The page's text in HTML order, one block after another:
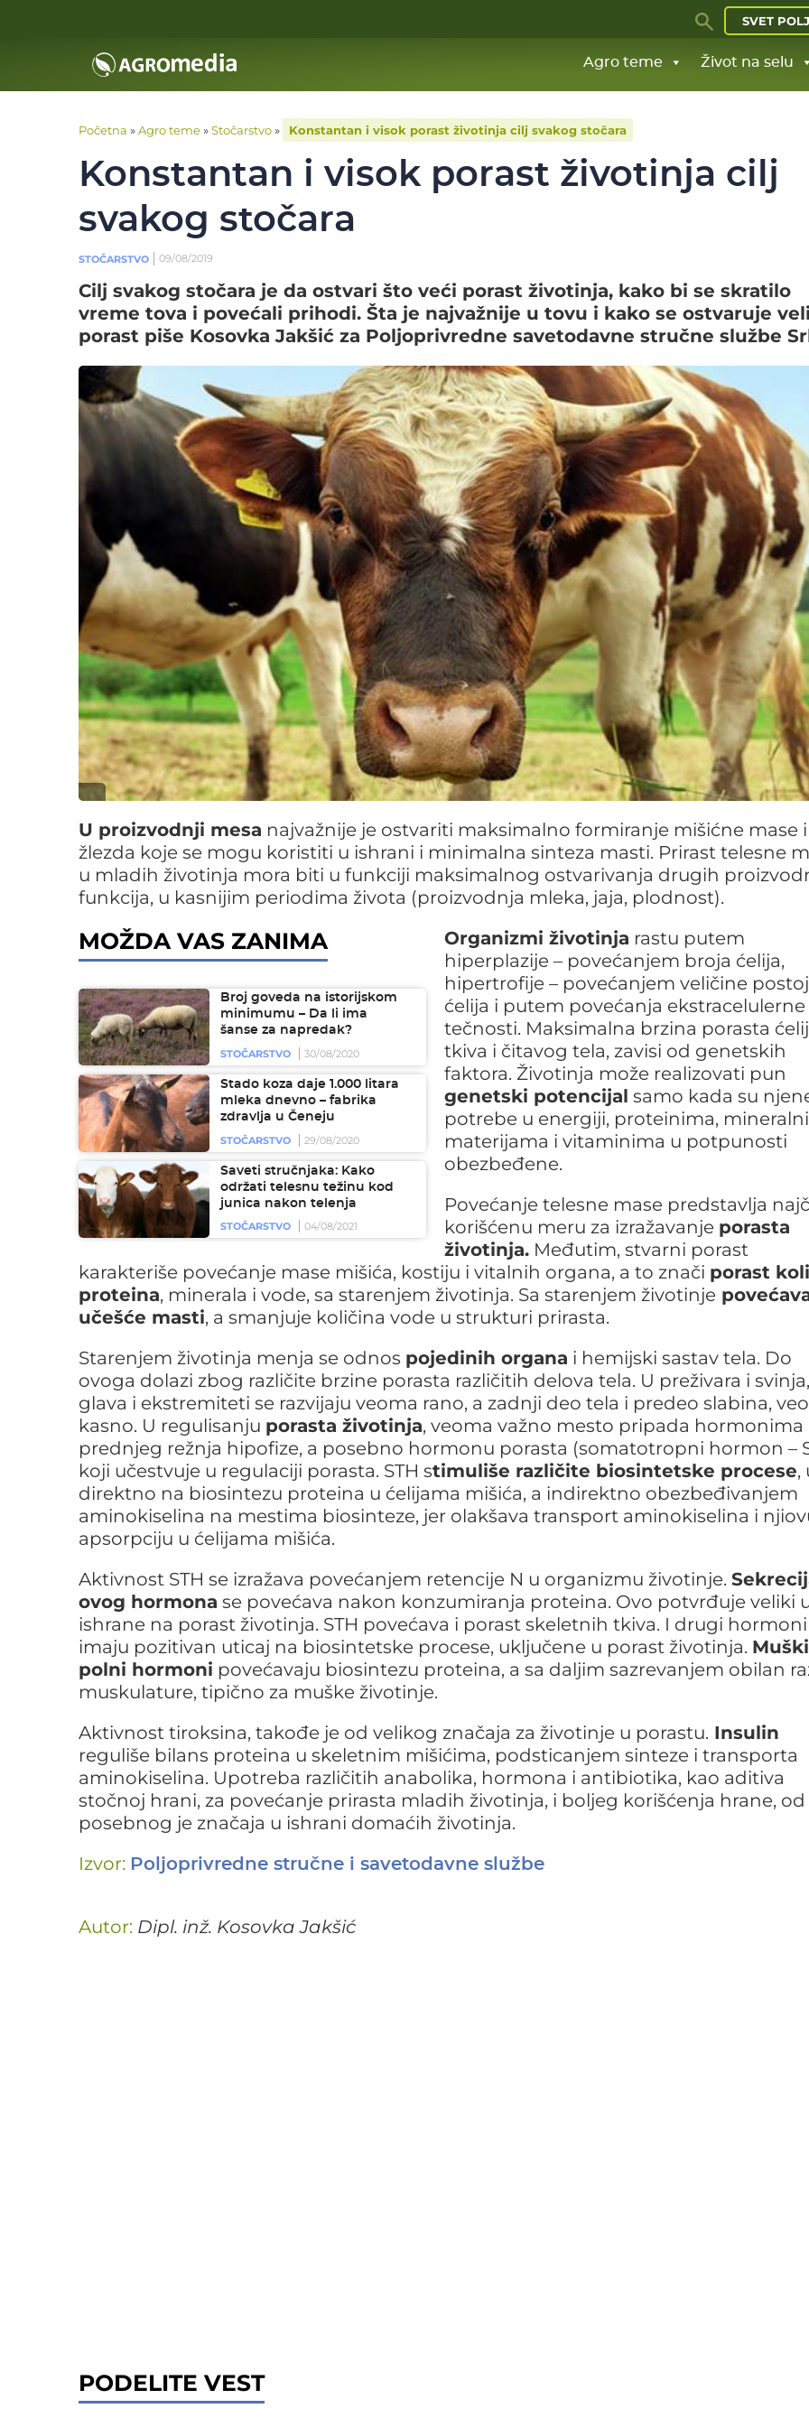
SVET
Agro teme Život na selu
Početna »Agro teme»Stočarstvo» Konstantan i visok porast životinja cilj svakog stočara
Konstantan i visok porast životinja cilj
svakog stočara
STOČARSTVO 09/08/2019
Cilj svakog stočara je da ostvari što veći porast životinja, kako bi se skratilo
vreme tova i povećali prihodi. Šta je najvažnije u tovu i kako se ostvaruje
porast piše Kosovka Jakšić za Poljoprivredne savetodavne stručne službe
U proizvodnji mesa najvažnije je ostvariti maksimalno formiranje mišićne mase i
žlezda koje se mogu koristiti u ishrani i minimalna sinteza masti. Prirast telesne
u mladih životinja mora biti u funkciji maksimalnog ostvarivanja drugih
funkcija, u kasnijim periodima života (proizvodnja mleka, jaja, plodnost).
MOŽDA VAS ZANIMA
Broj goveda na istorijskom
minimumu – Da li ima
šanse za napredak?
STOČARSTVO
30/08/2020
Stado koza daje 1.000 litara
mleka dnevno – fabrika
zdravlja u Čeneju
STOČARSTVO
29/08/2020
Saveti stručnjaka: Kako
održati telesnu težinu kod
junica nakon telenja
STOČARSTVO
04/08/2021
Organizmi životinja rastu putem
hiperplazije – povećanjem broja ćelija,
hipertrofije – povećanjem veličine
ćelija i putem povećanja ekstracelulerne
tečnosti. Maksimalna brzina porasta
tkiva i čitavog tela, zavisi od genetskih
faktora. Životinja može realizovati pun
genetski potencijal samo kada su
potrebe u energiji, proteinima,
materijama i vitaminima u potpunosti
obezbeđene.
Povećanje telesne mase predstavlja
korišćenu meru za izražavanje porasta
životinja.Međutim, stvarni porast
karakteriše povećanje mase mišića, kostiju i vitalnih organa, a to znači porast
proteina, minerala i vode, sa starenjem životinja. Sa starenjem životinje
učešće masti, a smanjuje količina vode u strukturi prirasta.
Starenjem životinja menja se odnos pojedinih organa i hemijski sastav tela. Do
ovoga dolazi zbog različite brzine porasta različitih delova tela. U preživara i svinja,
glava i ekstremiteti se razvijaju veoma rano, a zadnji deo tela i predeo slabina,
kasno. U regulisanju porasta životinja, veoma važno mesto pripada hormonima
prednjeg režnja hipofize, a posebno hormonu porasta (somatotropni hormon –
koji učestvuje u regulaciji porasta. STH stimuliše različite biosintetske procese,
direktno na biosintezu proteina u ćelijama mišića, a indirektno obezbeđivanjem
aminokiselina na mestima biosinteze, jer olakšava transport aminokiselina i
apsorpciju u ćelijama mišića.
Aktivnost STH se izražava povećanjem retencije N u organizmu životinje.
ovog hormona se povećava nakon konzumiranja proteina. Ovo potvrđuje veliki
ishrane na porast životinja. STH povećava i porast skeletnih tkiva. I drugi hormoni
imaju pozitivan uticaj na biosintetske procese, uključene u porast životinja. Muški
polni hormoni povećavaju biosintezu proteina, a sa daljim sazrevanjem obilan
muskulature, tipično za muške životinje.
Aktivnost tiroksina, takođe je od velikog značaja za životinje u porastu. Insulin
reguliše bilans proteina u skeletnim mišićima, podsticanjem sinteze i transporta
aminokiselina. Upotreba različitih anabolika, hormona i antibiotika, kao aditiva
stočnoj hrani, za povećanje prirasta mladih životinja, i boljeg korišćenja hrane, od
posebnog je značaja u ishrani domaćih životinja.
Izvor: Poljoprivredne stručne i savetodavne službe
Autor: Dipl. inž. Kosovka Jakšić
PODELITE VEST